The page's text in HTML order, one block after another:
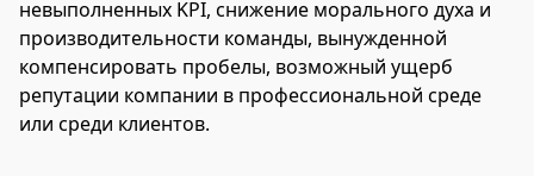
невыполненных KPI, снижение морального духа и
производительности команды, вынужденной
компенсировать пробелы, возможный ущерб
репутации компании в профессиональной среде
или среди клиентов.